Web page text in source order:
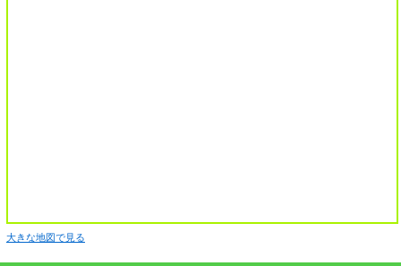
大きな地図で見る